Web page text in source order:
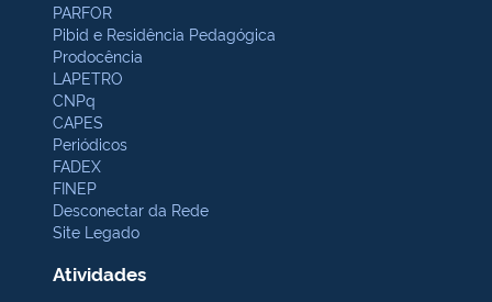
PARFOR
Pibid e Residência Pedagógica
Prodocência
LAPETRO
CNPq
CAPES
Periódicos
FADEX
FINEP
Desconectar da Rede
Site Legado
Atividades